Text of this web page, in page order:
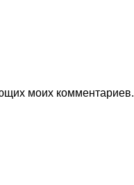
моих комментариев.